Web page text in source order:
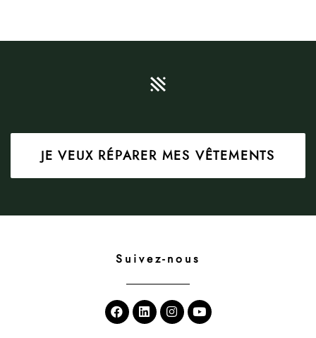
JE VEUX RÉPARER MES VÊTEMENTS
Suivez-nous